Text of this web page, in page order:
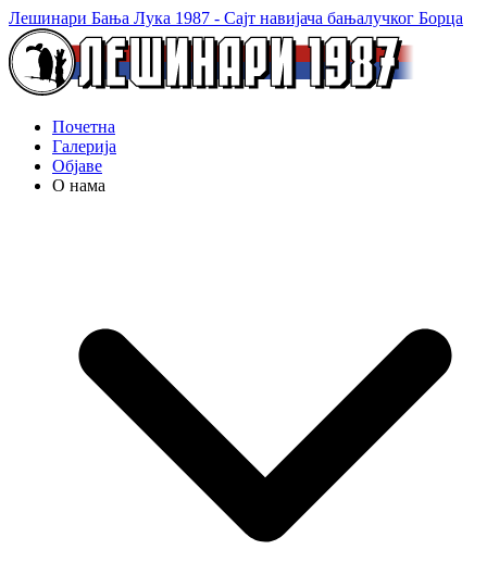
Лешинари Бања Лука 1987 - Сајт навијача бањалучког Борца
Почетна
Галерија
Објаве
О нама